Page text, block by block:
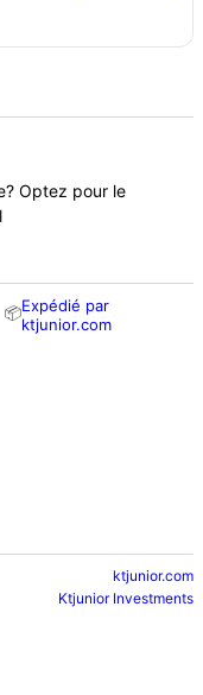
Optez pour le
📦Expédié par
ktjunior.com
ktjunior.com
Ktjunior Investments